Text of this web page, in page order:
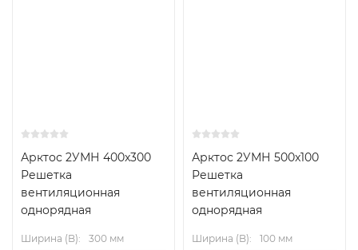
Арктос 2УМН 400x300
Решетка
вентиляционная
однорядная
Ширина (B):
300 мм
Арктос 2УМН 500x100
Решетка
вентиляционная
однорядная
Ширина (B):
100 мм